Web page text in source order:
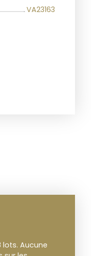
VA23163
Aucune